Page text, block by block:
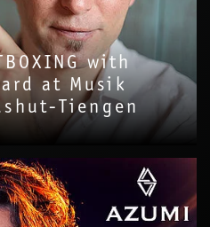
with
at Musik
Tiengen